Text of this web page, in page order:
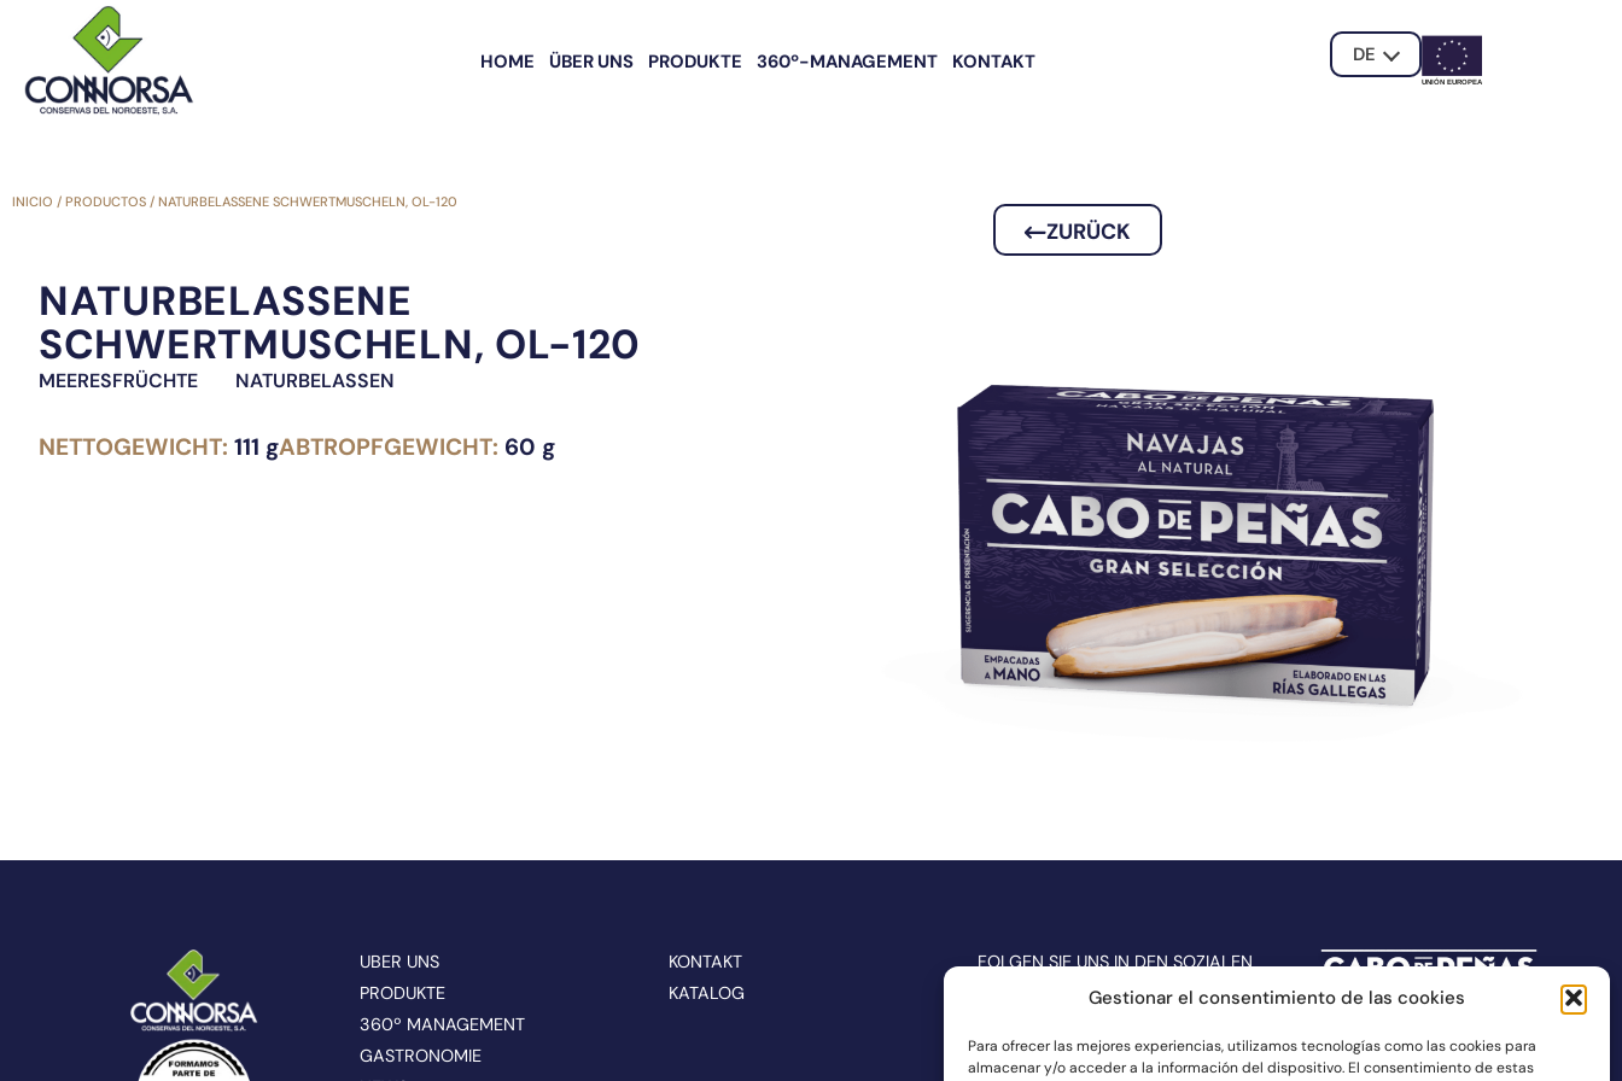
Gestionar el consentimiento de las cookies
Para ofrecer las mejores experiencias, utilizamos tecnologías como las cookies para
almacenar y/o acceder a la información del dispositivo. El consentimiento de estas
HOME ÜBER UNS PRODUKTE 360º-MANAGEMENT KONTAKT DE
UNIÓN EUROPEA
INICIO / PRODUCTOS / NATURBELASSENE SCHWERTMUSCHELN, OL-120
ZURÜCK
NATURBELASSENE
SCHWERTMUSCHELN, OL-120
MEERESFRÜCHTE NATURBELASSEN
NETTOGEWICHT: 111 gABTROPFGEWICHT: 60 g
UBER UNS
PRODUKTE
360º MANAGEMENT
GASTRONOMIE
KONTAKT
KATALOG
FOLGEN SIE UNS IN DEN SOZIALEN